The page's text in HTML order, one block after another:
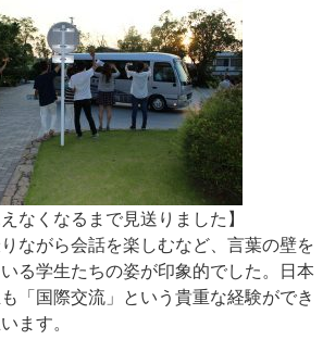
えなくなるまで見送りました】
ながら会話を楽しむなど、言葉の壁を
る学生たちの姿が印象的でした。日本
「国際交流」という貴重な経験ができ
ます。